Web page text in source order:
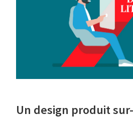
Un design produit